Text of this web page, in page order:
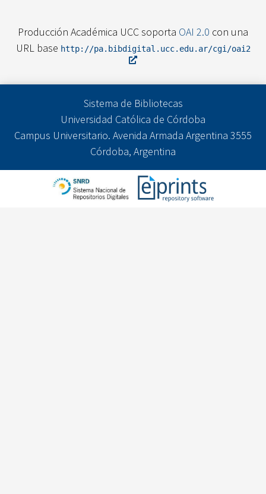
Producción Académica UCC soporta OAI 2.0 con una
URL base http://pa.bibdigital.ucc.edu.ar/cgi/oai2
Sistema de Bibliotecas
Universidad Católica de Córdoba
Campus Universitario. Avenida Armada Argentina 3555
Córdoba, Argentina